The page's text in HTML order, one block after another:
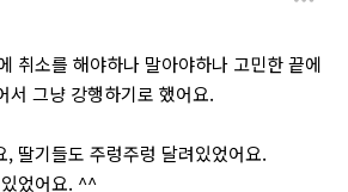
취소를 해야하나 말아야하나 고민한 끝에
서 그냥 강행하기로 했어요.
, 딸기들도 주렁주렁 달려있었어요.
었어요. ^^